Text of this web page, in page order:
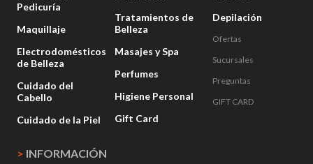
> INFORMACIÓN
Pedicuría
Maquillaje
Electrodomésticos
de Belleza
Cuidado del
Cabello
Cuidado de la Piel
Tratamientos de
Belleza
Masajes y Spa
Perfumes
Higiene Personal
Gift Card
Depilación
Ofertas
Sucursales
Preguntas
GIFT CARD